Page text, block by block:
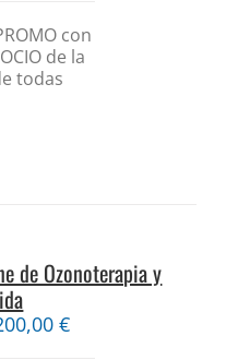
con
de la
todas
de Ozonoterapia y
€